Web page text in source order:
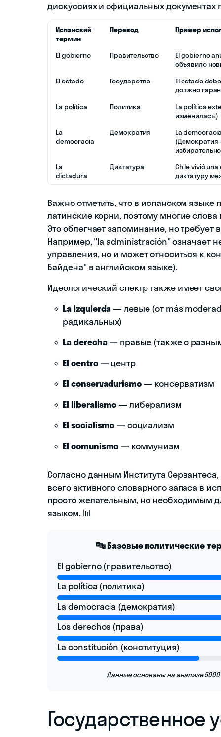
дискуссиях и официальных
Испанский
термин
Перевод Пример
El gobierno Правительство
El gobierno
объявило
El estado
Государство
El estado
должно
La política
Политика
La política
изменилась.)
La
democracia
Демократия
La
(Демократия
La
dictadura
Диктатура
Chile vivió
диктатуру
Важно отметить, что в испанском языке
латинские корни, поэтому многие
Это облегчает запоминание, но
Например, "la administración" означает
управления, но и может относиться к
Байдена" в английском языке).
Идеологический спектр также имеет
La izquierda— левые (от más
радикальных)
La derecha— правые (также с
El centro— центр
El conservadurismo— консерватизм
El liberalismo— либерализм
El socialismo— социализм
El comunismo— коммунизм
Согласно данным Института
всего активного словарного запаса в
просто желательным, но необходимым
языком. 📊
🔤 Базовые политические
El gobierno (правительство)
La política (политика)
La democracia (демократия)
Los derechos (права)
La constitución (конституция)
Данные основаны на анализе
Государственное